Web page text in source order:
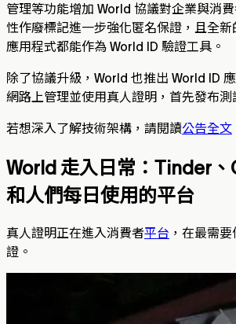
管理等功能增加 World 協議對企業與消
性作廢標記進一步強化匿名保證，且全新
應用程式都能作為 World ID 驗證工具。
除了協議升級，World 也推出 World ID
網路上管理並使用真人證明，首先發布測
若想深入了解技術架構，請閱讀公告全文
World 走入日常：Tinder
和人們每日使用的平台
真人證明正在進入消費者平台 ，在最需
證。